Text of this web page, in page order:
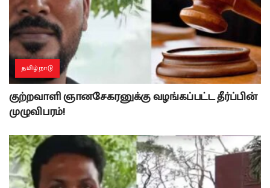
தமிழ்நாடு
குற்றவாளி ஞானசேகரனுக்கு வழங்கப்பட்ட தீர்ப்பின்
முழுவிபரம்!